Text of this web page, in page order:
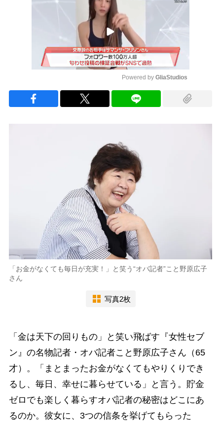
Powered by GliaStudios
「お金がなくても毎日が充実！」と笑う“オバ記者”こと野原広子
さん
写真2枚
「金は天下の回りもの」と笑い飛ばす『女性セブ
ン』の名物記者・オバ記者こと野原広子さん（65
才）。「まとまったお金がなくてもやりくりでき
るし、毎日、幸せに暮らせている」と言う。貯金
ゼロでも楽しく暮らすオバ記者の秘密はどこにあ
るのか。彼女に、3つの信条を挙げてもらった